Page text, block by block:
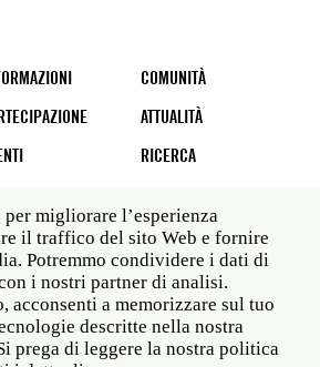
COMUNITÀ
ATTUALITÀ
RICERCA
5 00153 Roma ITALIA · t 39
5810788
22nd Street Third Floor New York
migliorare l’esperienza
il traffico del sito Web e fornire
Potremmo condividere i dati di
i nostri partner di analisi.
acconsenti a memorizzare sul tuo
descritte nella nostra
prega di leggere la nostra politica